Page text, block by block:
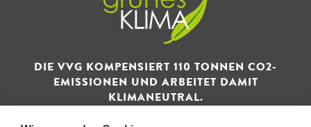
DIE VVG KOMPENSIERT 110 TONNEN CO2-
EMISSIONEN UND ARBEITET DAMIT
KLIMANEUTRAL.